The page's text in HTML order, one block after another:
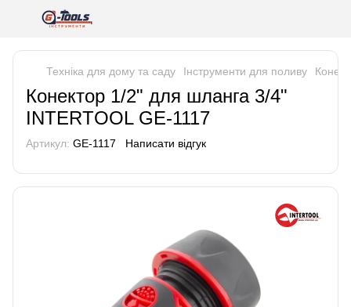
Техніка для дому та саду Інструменти для поливу
Конектор 1/2" для шланга 3/4"
INTERTOOL GE-1117
Артикул: GE-1117 Написати відгук